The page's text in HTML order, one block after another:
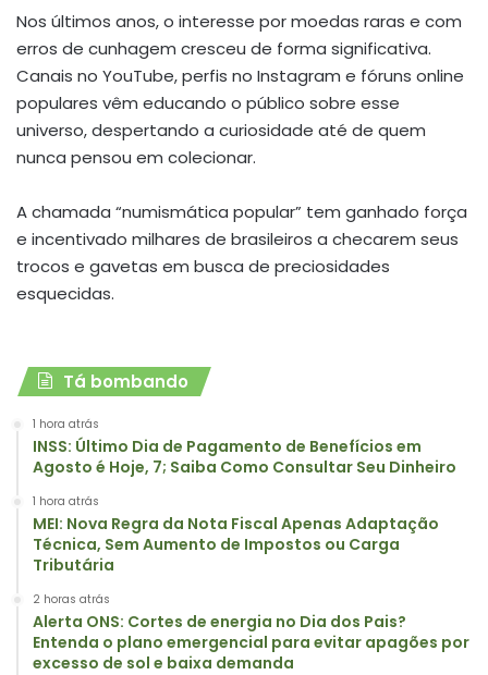
Nos últimos anos, o interesse por moedas raras e com
erros de cunhagem cresceu de forma significativa.
Canais no YouTube, perfis no Instagram e fóruns online
populares vêm educando o público sobre esse
universo, despertando a curiosidade até de quem
nunca pensou em colecionar.
A chamada “numismática popular” tem ganhado força
e incentivado milhares de brasileiros a checarem seus
trocos e gavetas em busca de preciosidades
esquecidas.
Tá bombando
1 hora atrás
INSS: Último Dia de Pagamento de Benefícios em
Agosto é Hoje, 7; Saiba Como Consultar Seu Dinheiro
1 hora atrás
MEI: Nova Regra da Nota Fiscal Apenas Adaptação
Técnica, Sem Aumento de Impostos ou Carga
Tributária
2 horas atrás
Alerta ONS: Cortes de energia no Dia dos Pais?
Entenda o plano emergencial para evitar apagões por
excesso de sol e baixa demanda